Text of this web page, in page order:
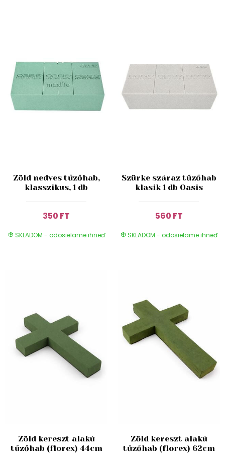
Zöld nedves tűzőhab,
klasszikus, 1 db
350 FT
SKLADOM - odosielame ihneď
Szürke száraz tűzőhab
klasik 1 db Oasis
560 FT
SKLADOM - odosielame ihneď
Zöld kereszt alakú
tűzőhab (florex) 44cm
Zöld kereszt alakú
tűzőhab (florex) 62cm